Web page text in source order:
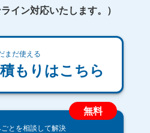
イン対応いたします。）
まだ使える
もりはこちら
とを相談して解決